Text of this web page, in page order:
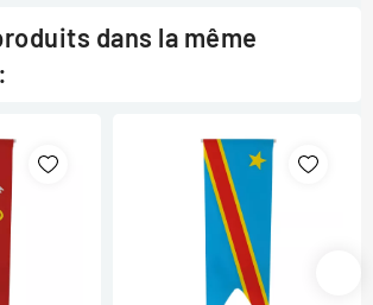
dans la même